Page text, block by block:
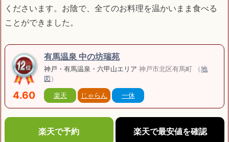
くださいます。お陰で、全てのお料理を温かいまま食べる
ことができました。
4.60
有馬温泉 中の坊瑞苑
神戸・有馬温泉・六甲山エリア神戸市北区有馬町 （地
図）
楽天 じゃらん 一休
楽天で予約 楽天で最安値を確認